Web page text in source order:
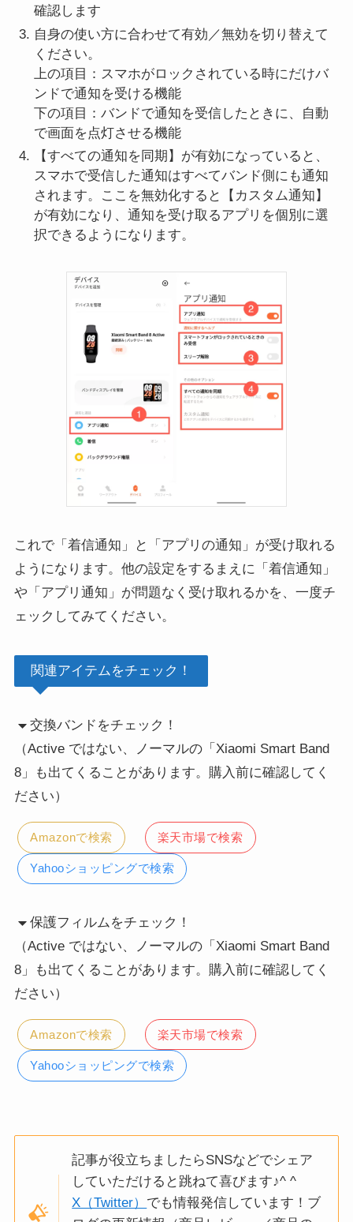
確認します
自身の使い方に合わせて有効／無効を切り替えて
ください。
上の項目：スマホがロックされている時にだけバ
ンドで通知を受ける機能
下の項目：バンドで通知を受信したときに、自動
で画面を点灯させる機能
【すべての通知を同期】が有効になっていると、
スマホで受信した通知はすべてバンド側にも通知
されます。ここを無効化すると【カスタム通知】
が有効になり、通知を受け取るアプリを個別に選
択できるようになります。
これで「着信通知」と「アプリの通知」が受け取れる
ようになります。他の設定をするまえに「着信通知」
や「アプリ通知」が問題なく受け取れるかを、一度チ
ェックしてみてください。
関連アイテムをチェック！
交換バンドをチェック！
（Active ではない、ノーマルの「Xiaomi Smart Band
8」も出てくることがあります。購入前に確認してく
ださい）
Amazonで検索 楽天市場で検索
Yahooショッピングで検索
保護フィルムをチェック！
（Active ではない、ノーマルの「Xiaomi Smart Band
8」も出てくることがあります。購入前に確認してく
ださい）
Amazonで検索 楽天市場で検索
Yahooショッピングで検索
記事が役立ちましたらSNSなどでシェア
していただけると跳ねて喜びます♪^ ^
X（Twitter） でも情報発信しています！ブ